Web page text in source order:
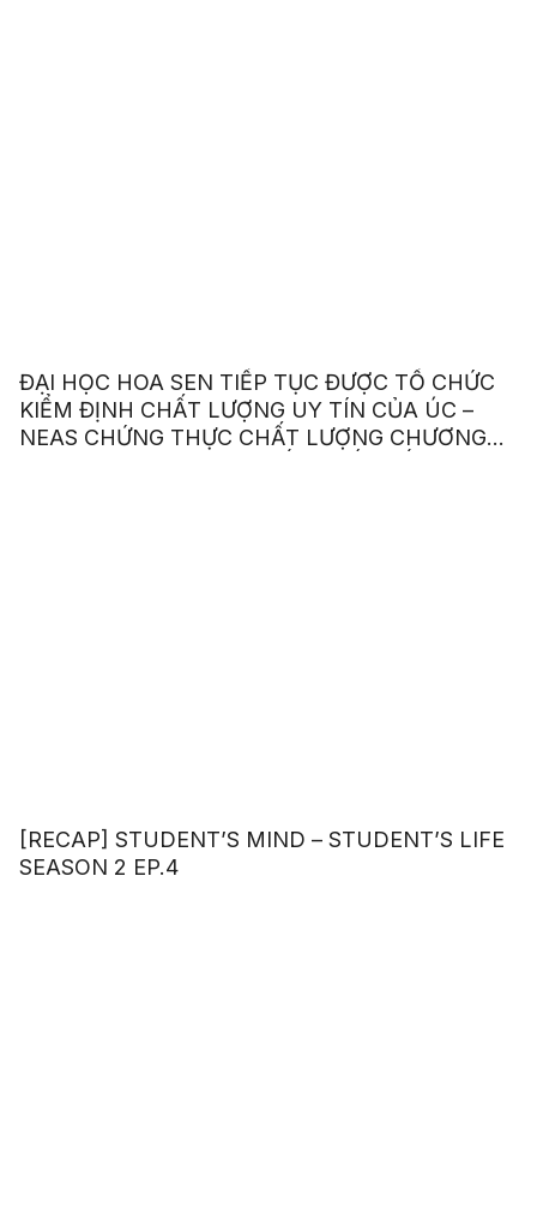
ĐẠI HỌC HOA SEN TIẾP TỤC ĐƯỢC TỔ CHỨC
KIỂM ĐỊNH CHẤT LƯỢNG UY TÍN CỦA ÚC –
NEAS CHỨNG THỰC CHẤT LƯỢNG CHƯƠNG
[RECAP] STUDENT’S MIND – STUDENT’S LIFE
SEASON 2 EP.4